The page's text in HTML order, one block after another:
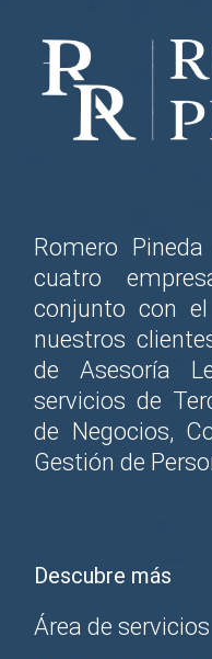
Romero
cuatro
conjunto con
nuestros
de Asesoría
servicios de
de Negocios,
Gestión de
Descubre más
Área de servicios